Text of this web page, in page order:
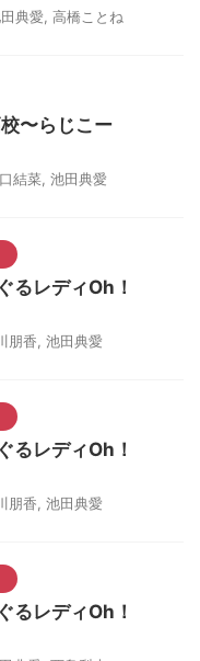
典愛 高橋ことね
校〜らじこー
結菜 池田典愛
るレディOh！
朋香 池田典愛
るレディOh！
朋香 池田典愛
るレディOh！